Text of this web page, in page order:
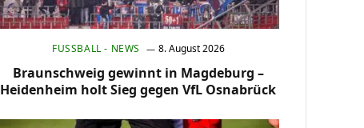
FUSSBALL - NEWS 8. August 2026
Braunschweig gewinnt in Magdeburg –
Heidenheim holt Sieg gegen VfL Osnabrück